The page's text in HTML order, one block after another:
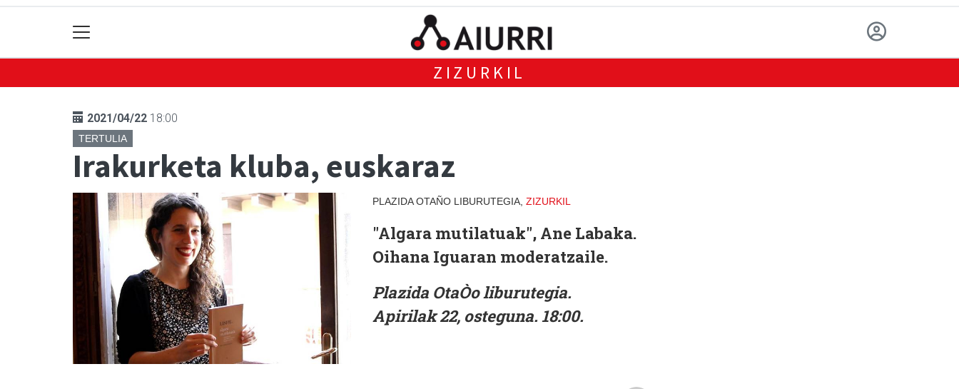
ZIZURKIL
2021/04/22 18:00
TERTULIA
Irakurketa kluba, euskaraz
PLAZIDA OTAÑO LIBURUTEGIA, ZIZURKIL
"Algara mutilatuak", Ane Labaka.
Oihana Iguaran moderatzaile.
Plazida OtaÒo liburutegia.
Apirilak 22, osteguna. 18:00.